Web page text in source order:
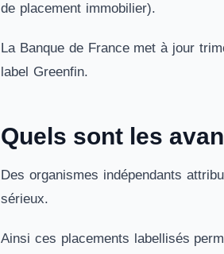
de placement immobilier).
La Banque de France met à jour
label Greenfin.
Quels sont les
Des organismes indépendants
sérieux.
Ainsi ces placements labellisés